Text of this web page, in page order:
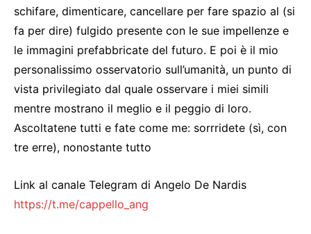
schifare, dimenticare, cancellare per fare spazio al (si
fa per dire) fulgido presente con le sue impellenze e
le immagini prefabbricate del futuro. E poi è il mio
personalissimo osservatorio sull’umanità, un punto di
vista privilegiato dal quale osservare i miei simili
mentre mostrano il meglio e il peggio di loro.
Ascoltatene tutti e fate come me: sorrridete (sì, con
tre erre), nonostante tutto
Link al canale Telegram di Angelo De Nardis
https://t.me/cappello_ang